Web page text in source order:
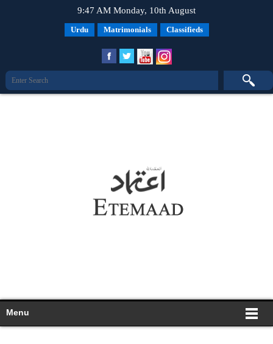
9:47 AM Monday, 10th August
Urdu Matrimonials Classifieds
Menu